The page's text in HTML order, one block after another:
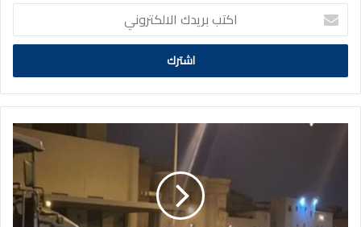
اكتب
بريدك
الالكتروني
الأشغال:
الجذرية
للطرق